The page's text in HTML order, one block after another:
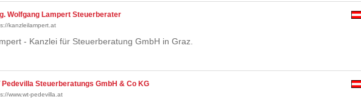
Wolfgang Lampert Steuerberater
kanzleilampert.at
- Kanzlei für Steuerberatung GmbH in Graz.
Pedevilla Steuerberatungs GmbH & Co KG
www.wt-pedevilla.at